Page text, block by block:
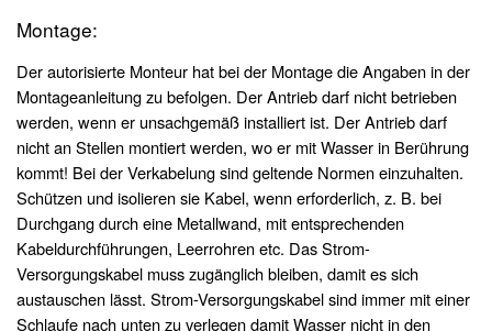
Montage:
Der autorisierte Monteur hat bei der Montage die Angaben in der
Montageanleitung zu befolgen. Der Antrieb darf nicht betrieben
werden, wenn er unsachgemäß installiert ist. Der Antrieb darf
nicht an Stellen montiert werden, wo er mit Wasser in Berührung
kommt! Bei der Verkabelung sind geltende Normen einzuhalten.
Schützen und isolieren sie Kabel, wenn erforderlich, z. B. bei
Durchgang durch eine Metallwand, mit entsprechenden
Kabeldurchführungen, Leerrohren etc. Das Strom-
Versorgungskabel muss zugänglich bleiben, damit es sich
austauschen lässt. Strom-Versorgungskabel sind immer mit einer
Schlaufe nach unten zu verlegen damit Wasser nicht in den